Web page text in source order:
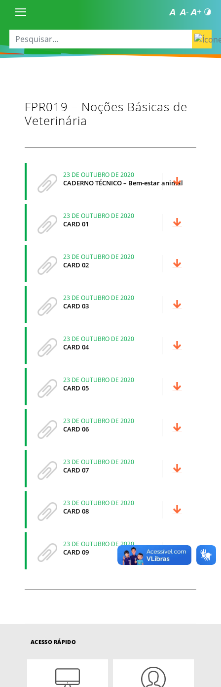
FPR019 – Noções Básicas de
Veterinária
23 DE OUTUBRO DE 2020
CADERNO TÉCNICO – Bem-estar animal
23 DE OUTUBRO DE 2020
CARD 01
23 DE OUTUBRO DE 2020
CARD 02
23 DE OUTUBRO DE 2020
CARD 03
23 DE OUTUBRO DE 2020
CARD 04
23 DE OUTUBRO DE 2020
CARD 05
23 DE OUTUBRO DE 2020
CARD 06
23 DE OUTUBRO DE 2020
CARD 07
23 DE OUTUBRO DE 2020
CARD 08
23 DE OUTUBRO DE 2020
CARD 09
ACESSO RÁPIDO